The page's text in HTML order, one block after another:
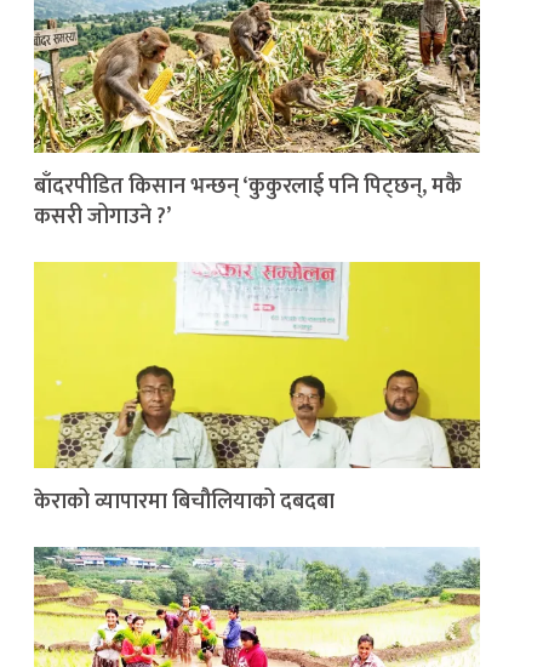
बाँदरपीडित किसान भन्छन् ‘कुकुरलाई पनि पिट्छन्, मकै
कसरी जोगाउने ?’
केराको व्यापारमा बिचौलियाको दबदबा